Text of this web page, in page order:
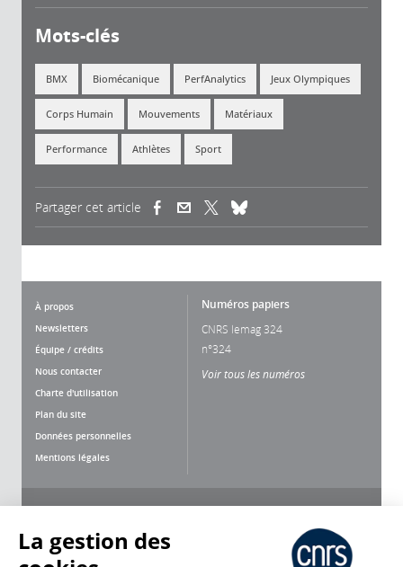
Mots-clés
BMX Biomécanique PerfAnalytics Jeux Olympiques
Corps Humain Mouvements Matériaux
Performance Athlètes Sport
Partager cet article (link is external)(link is external)
À propos
Newsletters
Équipe / crédits
Nous contacter
Charte d'utilisation
Plan du site
Données personnelles
Mentions légales
Numéros papiers
CNRS lemag 324
n°324
Voir tous les numéros
La gestion des